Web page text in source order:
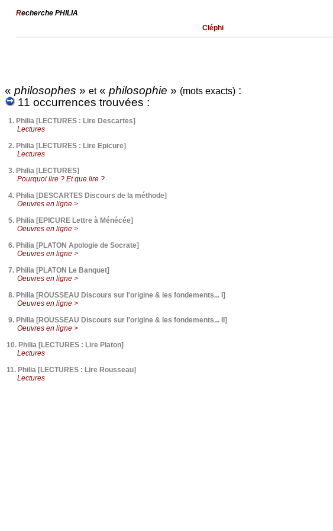
Recherche PHILIA
Cléphi
« philosophes » et« philosophie » (mots exacts) :
11 occurrences trouvées :
1. Philia [LECTURES : Lire Descartes]
Lectures
2. Philia [LECTURES : Lire Epicure]
Lectures
3. Philia [LECTURES]
Pourquoi lire ? Et que lire ?
4. Philia [DESCARTES Discours de la méthode]
Oeuvres en ligne >
5. Philia [EPICURE Lettre à Ménécée]
Oeuvres en ligne >
6. Philia [PLATON Apologie de Socrate]
Oeuvres en ligne >
7. Philia [PLATON Le Banquet]
Oeuvres en ligne >
8. Philia [ROUSSEAU Discours sur l'origine & les fondements... I]
Oeuvres en ligne >
9. Philia [ROUSSEAU Discours sur l'origine & les fondements... II]
Oeuvres en ligne >
10. Philia [LECTURES : Lire Platon]
Lectures
11. Philia [LECTURES : Lire Rousseau]
Lectures